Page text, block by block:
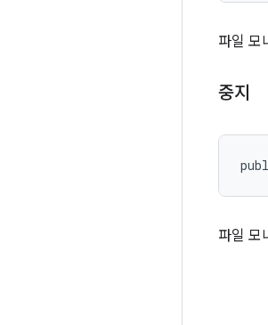
파일 모
중지
파일 모